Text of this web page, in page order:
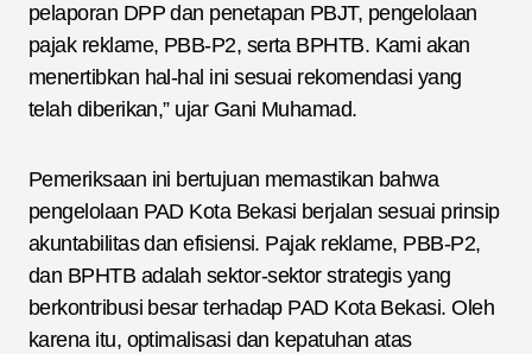
pelaporan DPP dan penetapan PBJT, pengelolaan
pajak reklame, PBB-P2, serta BPHTB. Kami akan
menertibkan hal-hal ini sesuai rekomendasi yang
telah diberikan,” ujar Gani Muhamad.
Pemeriksaan ini bertujuan memastikan bahwa
pengelolaan PAD Kota Bekasi berjalan sesuai prinsip
akuntabilitas dan efisiensi. Pajak reklame, PBB-P2,
dan BPHTB adalah sektor-sektor strategis yang
berkontribusi besar terhadap PAD Kota Bekasi. Oleh
karena itu, optimalisasi dan kepatuhan atas